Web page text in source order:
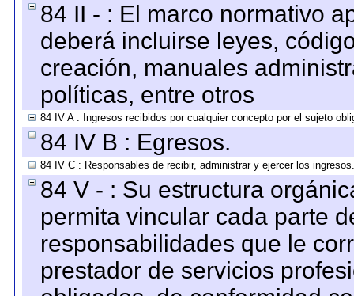
84 II - : El marco normativo
deberá incluirse leyes,
creación, manuales
políticas, entre otros
84 IV A : Ingresos recibidos por cualquier concepto por el sujeto
84 IV B : Egresos.
84 IV C : Responsables de recibir, administrar y ejercer los ingresos.
84 V - : Su estructura
permita vincular cada parte
responsabilidades que le
prestador de servicios